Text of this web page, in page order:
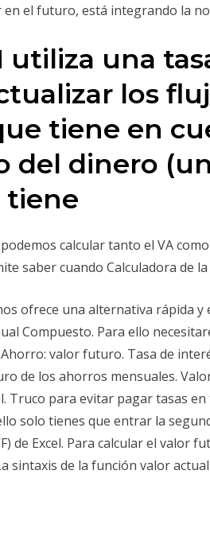
en el futuro, está integrando la
utiliza una
los
tiene en
del dinero
podemos calcular tanto el VA
saber cuando Calculadora de
ofrece una alternativa rápida y
Compuesto. Para ello
valor futuro. Tasa de
de los ahorros mensuales.
Truco para evitar pagar tasas
solo tienes que entrar la
de Excel. Para calcular el valor
sintaxis de la función valor